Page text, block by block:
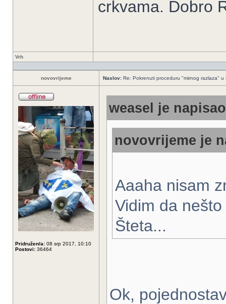
crkvama. Dobro
Vrh
novovrijeme Naslov: Re: Pokrenuti proceduru "mirnog razlaza" u
Pridružen/a: 08 srp 2017, 10:10
Postovi: 36464
weasel je
novovrijeme je
Aaaha nisam
Vidim da
Šteta...
Ok,